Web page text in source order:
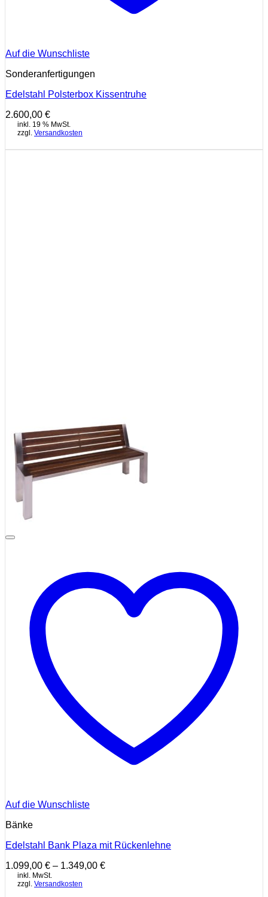
Auf die Wunschliste
Sonderanfertigungen
Edelstahl Polsterbox Kissentruhe
2.600,00 €
inkl. 19 % MwSt.
zzgl. Versandkosten
Auf die Wunschliste
Bänke
Edelstahl Bank Plaza mit Rückenlehne
1.099,00 € – 1.349,00 €
inkl. MwSt.
zzgl. Versandkosten